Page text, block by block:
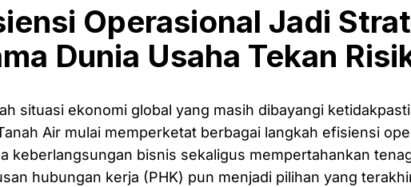
Operasional Jadi
Dunia Usaha Tekan
situasi ekonomi global yang masih dibayangi
Air mulai memperketat berbagai langkah efisiensi
keberlangsungan bisnis sekaligus mempertahankan
hubungan kerja (PHK) pun menjadi pilihan yang